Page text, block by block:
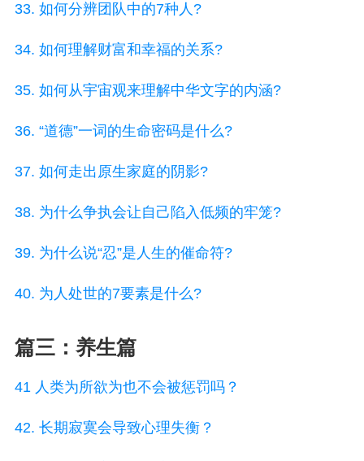
33. 如何分辨团队中的7种人?
34. 如何理解财富和幸福的关系?
35. 如何从宇宙观来理解中华文字的内涵?
36. “道德”一词的生命密码是什么?
37. 如何走出原生家庭的阴影?
38. 为什么争执会让自己陷入低频的牢笼?
39. 为什么说“忍”是人生的催命符?
40. 为人处世的7要素是什么?
篇三：养生篇
41 人类为所欲为也不会被惩罚吗？
42. 长期寂寞会导致心理失衡？